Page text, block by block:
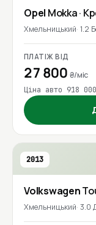
Opel Mokka·
Хмельницький 1.2
ПЛАТІЖ ВІД
27 800 ₴/міс
Ціна авто 918
2013
Volkswagen
Хмельницький 3.0